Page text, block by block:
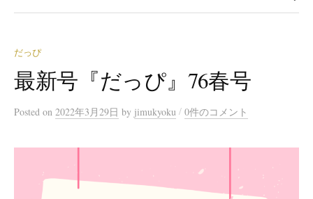
だっぴ
最新号『だっぴ』76春号
Posted on 2022年3月29日 by jimukyoku / 0件のコメント